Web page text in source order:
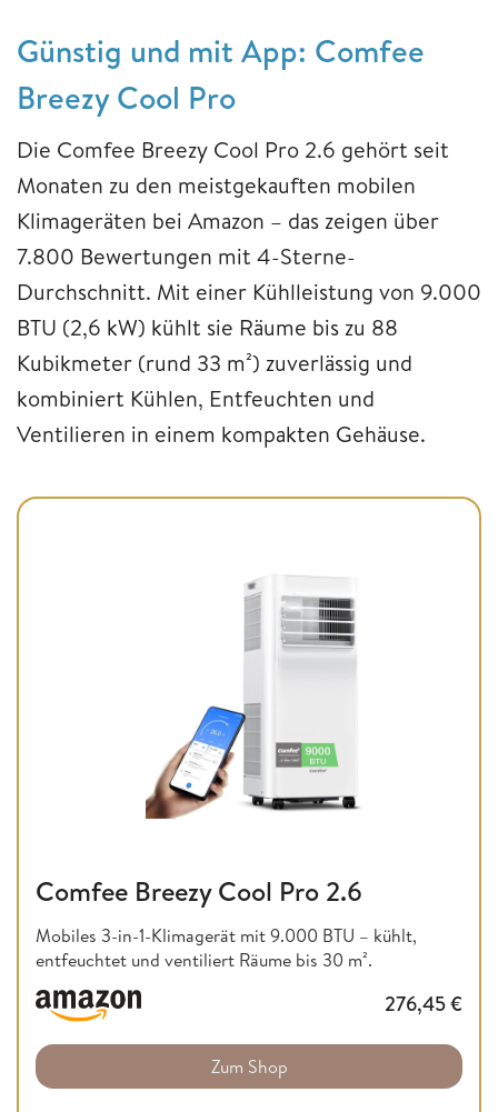
Günstig und mit App: Comfee
Breezy Cool Pro
Die Comfee Breezy Cool Pro 2.6 gehört seit
Monaten zu den meistgekauften mobilen
Klimageräten bei Amazon – das zeigen über
7.800 Bewertungen mit 4-Sterne-
Durchschnitt. Mit einer Kühlleistung von 9.000
BTU (2,6 kW) kühlt sie Räume bis zu 88
Kubikmeter (rund 33 m²) zuverlässig und
kombiniert Kühlen, Entfeuchten und
Ventilieren in einem kompakten Gehäuse.
Comfee Breezy Cool Pro 2.6
Mobiles 3-in-1-Klimagerät mit 9.000 BTU – kühlt,
entfeuchtet und ventiliert Räume bis 30 m².
276,45€
Zum Shop